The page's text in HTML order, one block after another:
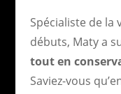
Spécialiste de la
débuts, Maty a
tout en
Saviez-vous